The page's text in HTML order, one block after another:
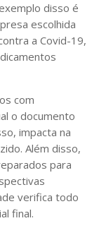
disso é
escolhida
a Covid-19,
com
o documento
impacta na
Além disso,
para
verifica todo
final.